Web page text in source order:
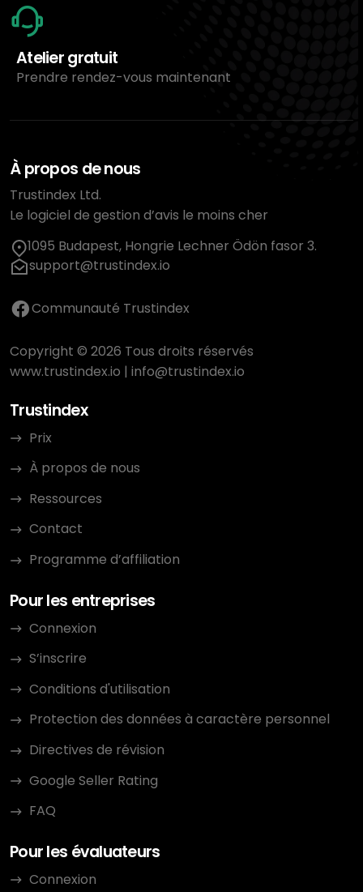
Atelier gratuit
Prendre rendez-vous maintenant
À propos de nous
Trustindex Ltd.
Le logiciel de gestion d’avis le moins cher
1095 Budapest, Hongrie Lechner Ödön fasor 3.
support@trustindex.io
Communauté Trustindex
Copyright © 2026 Tous droits réservés
www.trustindex.io | info@trustindex.io
Trustindex
Prix
À propos de nous
Ressources
Contact
Programme d’affiliation
Pour les entreprises
Connexion
S’inscrire
Conditions d'utilisation
Protection des données à caractère personnel
Directives de révision
Google Seller Rating
FAQ
Pour les évaluateurs
Connexion